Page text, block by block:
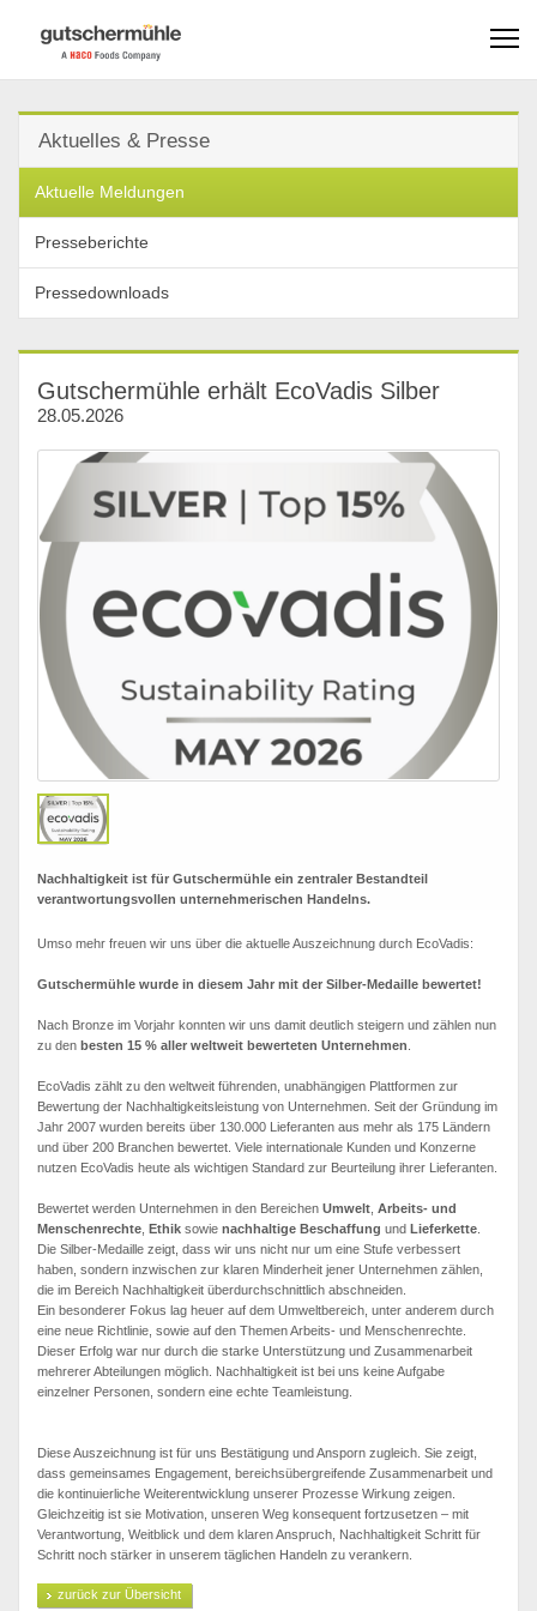
Aktuelles & Presse
Aktuelle Meldungen
Presseberichte
Pressedownloads
Gutschermühle erhält EcoVadis Silber
28.05.2026
Nachhaltigkeit ist für Gutschermühle ein zentraler Bestandteil
verantwortungsvollen unternehmerischen Handelns.
Umso mehr freuen wir uns über die aktuelle Auszeichnung durch EcoVadis:
Gutschermühle wurde in diesem Jahr mit der Silber-Medaille bewertet!
Nach Bronze im Vorjahr konnten wir uns damit deutlich steigern und zählen nun
zu den besten 15 % aller weltweit bewerteten Unternehmen
EcoVadis zählt zu den weltweit führenden, unabhängigen Plattformen zur
Bewertung der Nachhaltigkeitsleistung von Unternehmen. Seit der Gründung im
Jahr 2007 wurden bereits über 130.000 Lieferanten aus mehr als 175 Ländern
und über 200 Branchen bewertet. Viele internationale Kunden und Konzerne
nutzen EcoVadis heute als wichtigen Standard zur Beurteilung ihrer Lieferanten.
Bewertet werden Unternehmen in den Bereichen Umwelt Arbeits- und
Menschenrechte
Ethik sowie nachhaltige Beschaffung und Lieferkette
Die Silber-Medaille zeigt, dass wir uns nicht nur um eine Stufe verbessert
haben, sondern inzwischen zur klaren Minderheit jener Unternehmen zählen,
die im Bereich Nachhaltigkeit überdurchschnittlich abschneiden.
Ein besonderer Fokus lag heuer auf dem Umweltbereich, unter anderem durch
eine neue Richtlinie, sowie auf den Themen Arbeits- und Menschenrechte.
Dieser Erfolg war nur durch die starke Unterstützung und Zusammenarbeit
mehrerer Abteilungen möglich. Nachhaltigkeit ist bei uns keine Aufgabe
einzelner Personen, sondern eine echte Teamleistung.
Diese Auszeichnung ist für uns Bestätigung und Ansporn zugleich. Sie zeigt,
dass gemeinsames Engagement, bereichsübergreifende Zusammenarbeit und
die kontinuierliche Weiterentwicklung unserer Prozesse Wirkung zeigen.
Gleichzeitig ist sie Motivation, unseren Weg konsequent fortzusetzen – mit
Verantwortung, Weitblick und dem klaren Anspruch, Nachhaltigkeit Schritt für
Schritt noch stärker in unserem täglichen Handeln zu verankern.
zurück zur Übersicht